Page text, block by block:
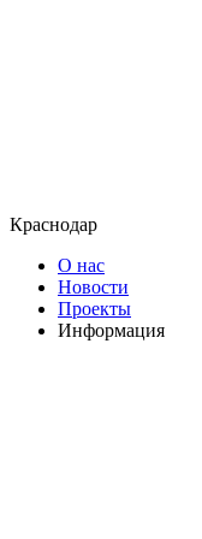
Краснодар
О нас
Новости
Проекты
Информация